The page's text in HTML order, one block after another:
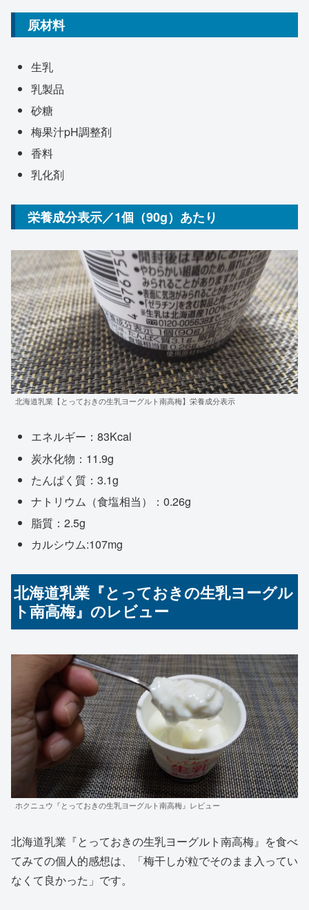
原材料
生乳
乳製品
砂糖
梅果汁pH調整剤
香料
乳化剤
栄養成分表示／1個（90g）あたり
北海道乳業【とっておきの生乳ヨーグルト南高梅】栄養成分表示
エネルギー：83Kcal
炭水化物：11.9g
たんぱく質：3.1g
ナトリウム（食塩相当）：0.26g
脂質：2.5g
カルシウム:107mg
北海道乳業『とっておきの生乳ヨーグル
ト南高梅』のレビュー
ホクニュウ『とっておきの生乳ヨーグルト南高梅』レビュー
北海道乳業『とっておきの生乳ヨーグルト南高梅』を食べ
てみての個人的感想は、「梅干しが粒でそのまま入ってい
なくて良かった」です。